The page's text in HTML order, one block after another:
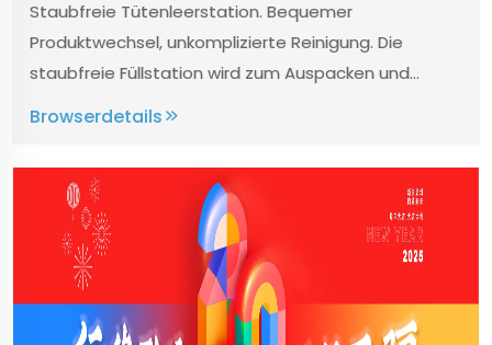
Lebensmittelzusatzstoffindustrie zu
unterstützen
Staubfreie Tütenleerstation. Bequemer
Produktwechsel, unkomplizierte Reinigung. Die
staubfreie Füllstation wird zum Auspacken und
Medizin, Feinchemikalien und Neumaterialien
geeignet...
Browserdetails